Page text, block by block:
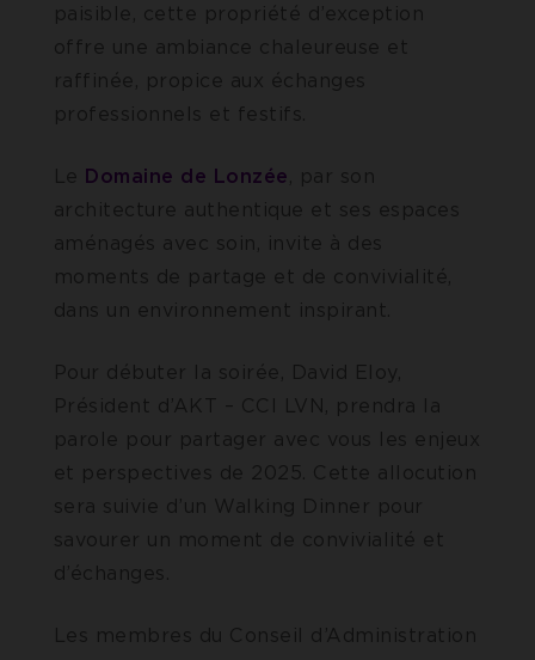
paisible, cette propriété d’exception
offre une ambiance chaleureuse et
raffinée, propice aux échanges
professionnels et festifs.
Le Domaine de Lonzée, par son
architecture authentique et ses espaces
aménagés avec soin, invite à des
moments de partage et de convivialité,
dans un environnement inspirant.
Pour débuter la soirée, David Eloy,
Président d’AKT – CCI LVN, prendra la
parole pour partager avec vous les enjeux
et perspectives de 2025. Cette allocution
sera suivie d’un Walking Dinner pour
savourer un moment de convivialité et
d’échanges.
Les membres du Conseil d’Administration